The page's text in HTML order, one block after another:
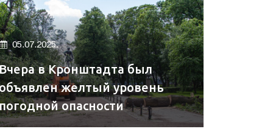
05.07.2025.
в Кронштадта был
желтый уровень
опасности